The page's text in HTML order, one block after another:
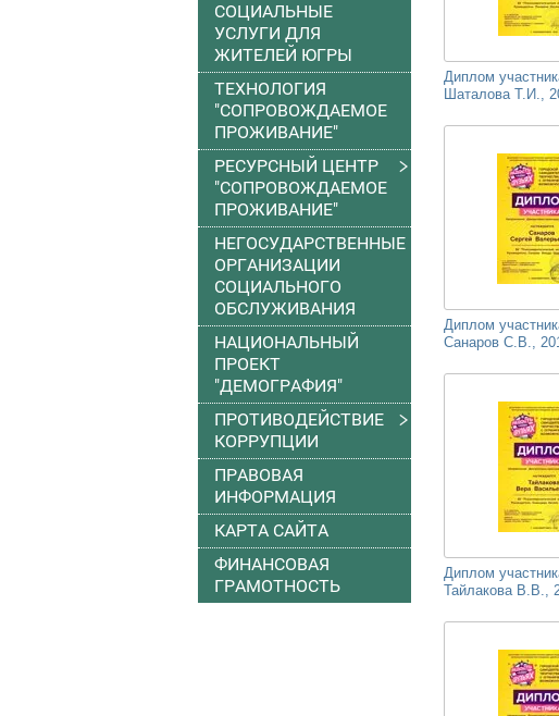
СОЦИАЛЬНЫЕ
УСЛУГИ ДЛЯ
ЖИТЕЛЕЙ ЮГРЫ
ТЕХНОЛОГИЯ
"СОПРОВОЖДАЕМОЕ
ПРОЖИВАНИЕ"
РЕСУРСНЫЙ ЦЕНТР
"СОПРОВОЖДАЕМОЕ
ПРОЖИВАНИЕ"
НЕГОСУДАРСТВЕННЫЕ
ОРГАНИЗАЦИИ
СОЦИАЛЬНОГО
ОБСЛУЖИВАНИЯ
НАЦИОНАЛЬНЫЙ
ПРОЕКТ
"ДЕМОГРАФИЯ"
ПРОТИВОДЕЙСТВИЕ
КОРРУПЦИИ
ПРАВОВАЯ
ИНФОРМАЦИЯ
КАРТА САЙТА
ФИНАНСОВАЯ
ГРАМОТНОСТЬ
Диплом
Шаталова Т.И.,
Диплом
Санаров С.В.,
Диплом
Тайлакова В.В.,